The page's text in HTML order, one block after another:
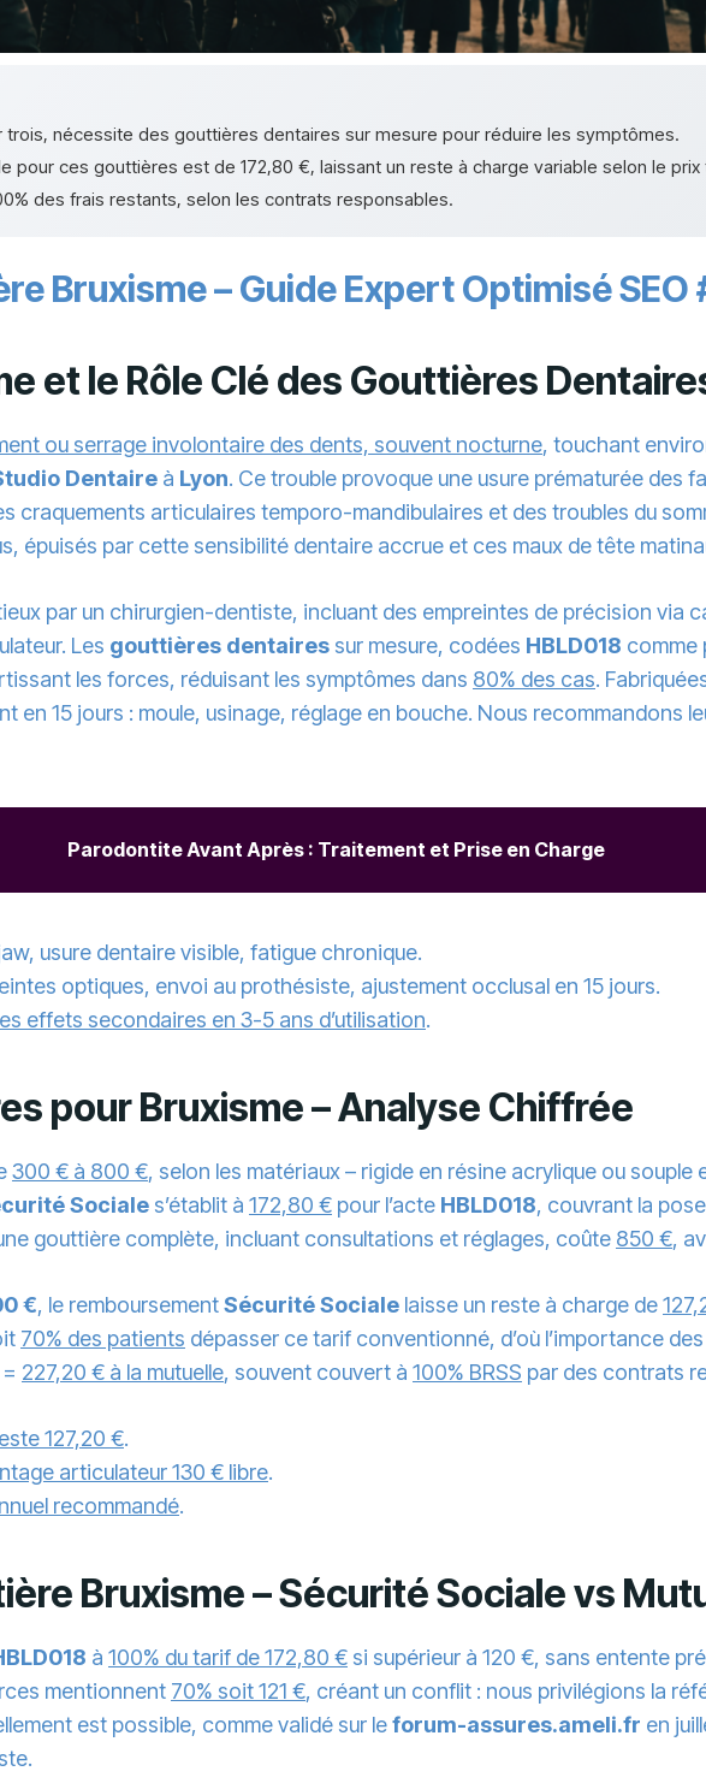
trois, nécessite des gouttières dentaires sur mesure pour réduire les symptômes.
pour ces gouttières est de 172,80 €, laissant un reste à charge variable selon le prix
des frais restants, selon les contrats responsables.
Bruxisme – Guide Expert Optimisé SEO
et le Rôle Clé des Gouttières
ou serrage involontaire des dents, souvent nocturne, touchant
Dentaire à Lyon. Ce trouble provoque une usure prématurée des
craquements articulaires temporo-mandibulaires et des troubles du
épuisés par cette sensibilité dentaire accrue et ces maux de tête
par un chirurgien-dentiste, incluant des empreintes de précision via
Les gouttières dentaires sur mesure, codées HBLD018 comme
les forces, réduisant les symptômes dans 80% des cas.
en 15 jours : moule, usinage, réglage en bouche. Nous recommandons
Parodontite Avant Après : Traitement et Prise en Charge
usure dentaire visible, fatigue chronique.
optiques, envoi au prothésiste, ajustement occlusal en 15 jours.
effets secondaires en 3-5 ans d’utilisation.
pour Bruxisme – Analyse Chiffrée
300 € à 800 €, selon les matériaux – rigide en résine acrylique ou souple
Sociale s’établit à 172,80 € pour l’acte HBLD018, couvrant la
gouttière complète, incluant consultations et réglages, coûte 850 €,
€, le remboursementSécurité Sociale laisse un reste à charge de
70% des patients dépasser ce tarif conventionné, d’où l’importance
= 227,20 € à la mutuelle, souvent couvert à 100% BRSS par des contrats
127,20 €.
articulateur 130 € libre.
recommandé.
Bruxisme – Sécurité Sociale vs
à 100% du tarif de 172,80 € si supérieur à 120 €, sans entente
mentionnent 70% soit 121 €, créant un conflit : nous privilégions la
est possible, comme validé sur leforum-assures.ameli.fr en